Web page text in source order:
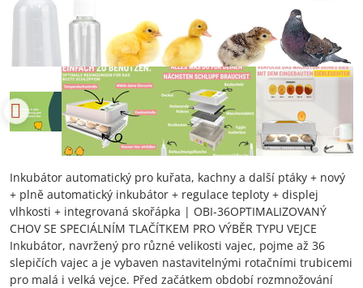
Inkubátor automatický pro kuřata, kachny a další ptáky + nový
+ plně automatický inkubátor + regulace teploty + displej
vlhkosti + integrovaná skořápka | OBI-36OPTIMALIZOVANÝ
CHOV SE SPECIÁLNÍM TLAČÍTKEM PRO VÝBĚR TYPU VEJCE
Inkubátor, navržený pro různé velikosti vajec, pojme až 36
slepičích vajec a je vybaven nastavitelnými rotačními trubicemi
pro malá i velká vejce. Před začátkem období rozmnožování